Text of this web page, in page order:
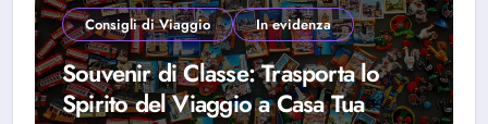
Consigli di Viaggio In evidenza
Souvenir di Classe: Trasporta lo
Spirito del Viaggio a Casa Tua